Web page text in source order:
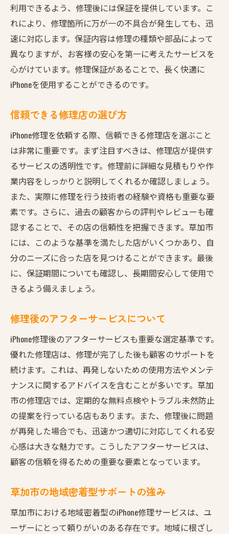
利用できるよう、修理後には保証を提供しています。こ
れにより、修理箇所に万が一の不具合が発生しても、迅
速に対応します。保証内容は修理の種類や部品によって
異なりますが、お客様の安心を第一に考えたサービスを
心がけています。修理保証があることで、長く快適に
iPhoneを使用することができるのです。
信頼できる修理店の選び方
iPhone修理を依頼する際、信頼できる修理店を選ぶこと
は非常に重要です。まず注目すべきは、修理店が提供す
るサービスの透明性です。修理前に詳細な見積もりや作
業内容をしっかりと説明してくれるか確認しましょう。
また、実際に修理を行う技術者の経験や資格も重要な要
素です。さらに、過去の顧客からの評判やレビューも確
認することで、その店の信頼性を把握できます。草加市
には、このような基準を満たした店がいくつかあり、自
分のニーズに合った店を見つけることができます。最後
に、保証期間についても確認し、長期間安心して使用で
きるよう備えましょう。
修理後のアフターサービスについて
iPhone修理後のアフターサービスも重要な選定基準です。
優れた修理店は、修理が完了した後も顧客のサポートを
続けます。これは、再発しないための使用方法やメンテ
ナンスに関するアドバイスを含むことが多いです。草加
市の修理店では、定期的な無料点検やトラブル未然防止
の提案を行っている店もあります。また、修理後に問題
が再発した場合でも、迅速かつ適切に対応してくれる安
心感は大きな魅力です。こうしたアフターサービスは、
顧客の信頼を得るための重要な要素となっています。
草加市の地域密着型サポートの強み
草加市における地域密着型のiPhone修理サービスは、ユ
ーザーにとって頼りがいのある存在です。地域に根ざし